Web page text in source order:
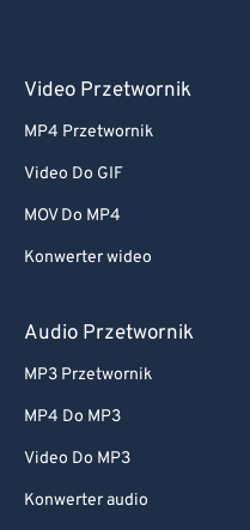
Video Przetwornik
MP4 Przetwornik
Video Do GIF
MOV Do MP4
Konwerter wideo
Audio Przetwornik
MP3 Przetwornik
MP4 Do MP3
Video Do MP3
Konwerter audio